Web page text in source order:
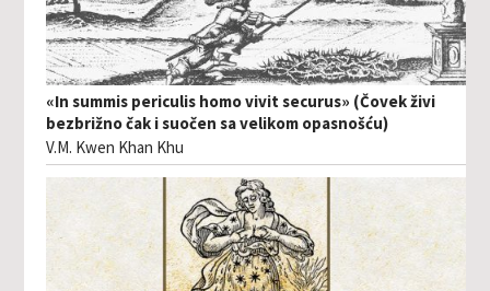
«In summis periculis homo vivit securus» (Čovek živi
bezbrižno čak i suočen sa velikom opasnošću)
V.M. Kwen Khan Khu